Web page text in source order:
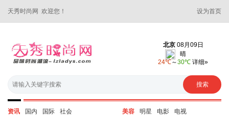
天秀时尚网 欢迎您！ 设为首页
资讯 国内 国际
社会
美容 明星 电影
电视